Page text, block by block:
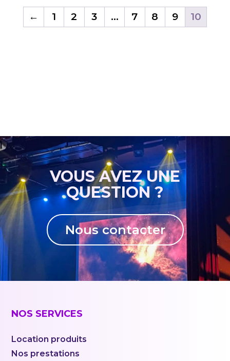
← 1 2 3 … 7 8 9 10
VOUS AVEZ UNE
QUESTION ?
Nous contacter
NOS SERVICES
Location produits
Nos prestations